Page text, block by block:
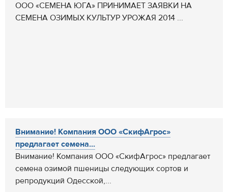
ООО «СЕМЕНА ЮГА» ПРИНИМАЕТ ЗАЯВКИ НА
СЕМЕНА ОЗИМЫХ КУЛЬТУР УРОЖАЯ 2014 ...
Внимание! Компания ООО «СкифАгрос»
предлагает семена...
Внимание! Компания ООО «СкифАгрос» предлагает
семена озимой пшеницы следующих сортов и
репродукций Одесской,...